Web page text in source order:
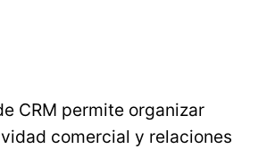
CRM permite organizar
comercial y relaciones